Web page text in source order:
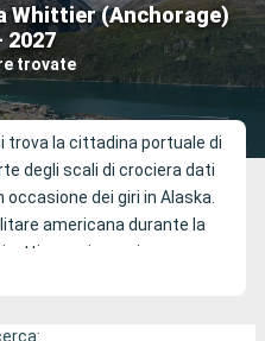
Whittier (Anchorage)
2027
trovate
Compagnie
trova la cittadina portuale di
degli scali di crociera dati
dei giri in Alaska.
americana durante la
attira ogni anno i
grazie ai suoi paesaggi
è possibile rendersi al